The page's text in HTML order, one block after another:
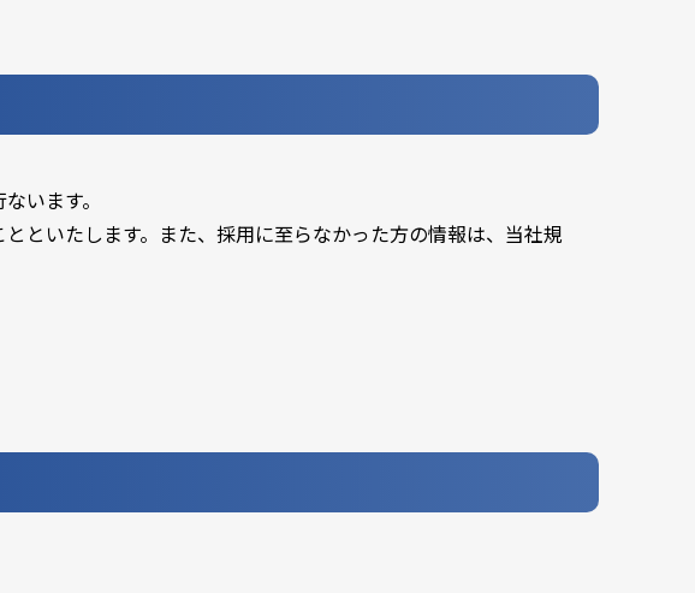
います。
といたします。また、採用に至らなかった方の情報は、当社規